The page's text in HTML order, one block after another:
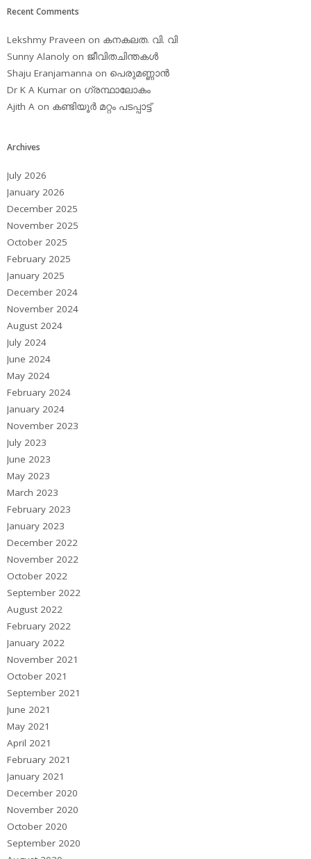
Recent Comments
Lekshmy Praveen on കനകലത. വി. വി
Sunny Alanoly on ജീവിതചിന്തകള്‍
Shaju Eranjamanna on പെരുമണ്ണാന്‍
Dr K A Kumar on ഗ്രന്ഥാലോകം
Ajith A on കണ്ടിയൂര്‍ മറ്റം പടപ്പാട്ട്‌
Archives
July 2026
January 2026
December 2025
November 2025
October 2025
February 2025
January 2025
December 2024
November 2024
August 2024
July 2024
June 2024
May 2024
February 2024
January 2024
November 2023
July 2023
June 2023
May 2023
March 2023
February 2023
January 2023
December 2022
November 2022
October 2022
September 2022
August 2022
February 2022
January 2022
November 2021
October 2021
September 2021
June 2021
May 2021
April 2021
February 2021
January 2021
December 2020
November 2020
October 2020
September 2020